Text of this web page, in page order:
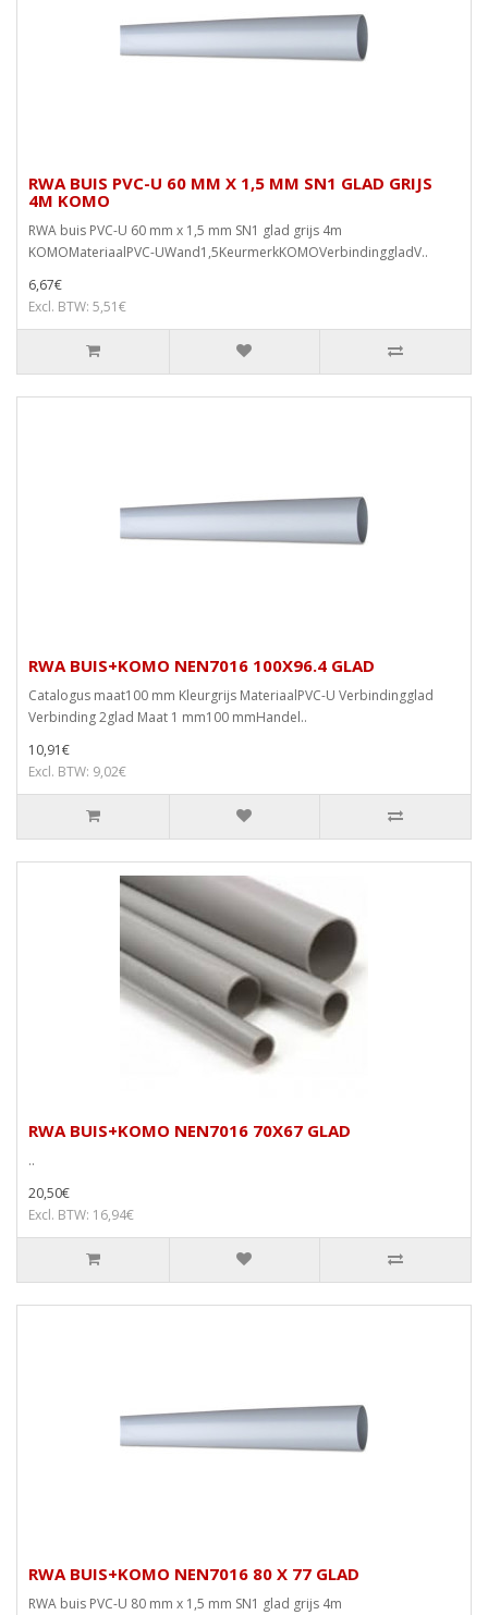
RWA BUIS PVC-U 60 MM X 1,5 MM SN1 GLAD GRIJS
4M KOMO
RWA buis PVC-U 60 mm x 1,5 mm SN1 glad grijs 4m
KOMOMateriaalPVC-UWand1,5KeurmerkKOMOVerbindinggladV..
6,67€
Excl. BTW: 5,51€
RWA BUIS+KOMO NEN7016 100X96.4 GLAD
Catalogus maat100 mm Kleurgrijs MateriaalPVC-U Verbindingglad
Verbinding 2glad Maat 1 mm100 mmHandel..
10,91€
Excl. BTW: 9,02€
RWA BUIS+KOMO NEN7016 70X67 GLAD
..
20,50€
Excl. BTW: 16,94€
RWA BUIS+KOMO NEN7016 80 X 77 GLAD
RWA buis PVC-U 80 mm x 1,5 mm SN1 glad grijs 4m